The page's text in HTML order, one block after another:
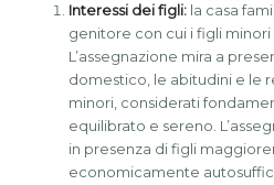
Interessi dei figli:la casa
genitore con cui i figli
L’assegnazione mira a
domestico, le abitudini e le
minori, considerati
equilibrato e sereno.
in presenza di figli
economicamente